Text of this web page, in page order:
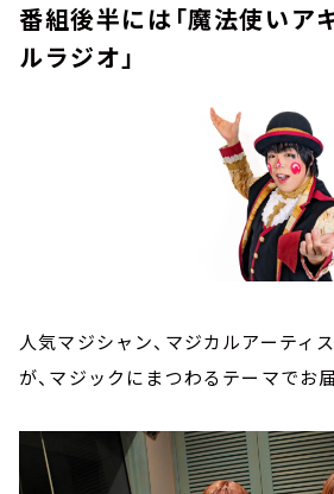
番組後半には「魔法使いア
ルラジオ」
人気マジシャン、マジカルアーティ
が、マジックにまつわるテーマでお